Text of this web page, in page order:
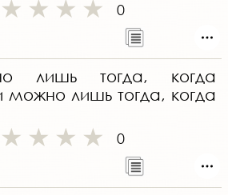
0
лишь тогда, когда
можно лишь тогда, когда
0